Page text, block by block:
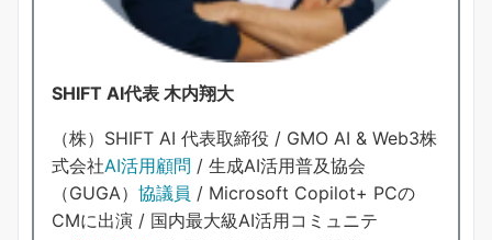
SHIFT AI代表 木内翔大
（株）SHIFT AI 代表取締役 / GMO AI & Web3株
式会社AI活用顧問 / 生成AI活用普及協会
（GUGA） 協議員 / Microsoft Copilot+ PCの
CMに出演 / 国内最大級AI活用コミュニテ